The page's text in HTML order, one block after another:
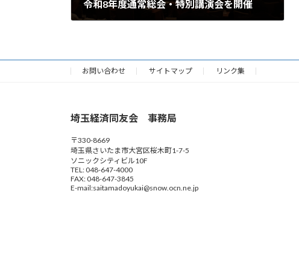
令和8年度通常総会・特別講演会を開催
お問い合わせ サイトマップ リンク集
埼玉経済同友会 事務局
〒330-8669
埼玉県さいたま市大宮区桜木町1-7-5
ソニックシティビル10F
TEL: 048-647-4000
FAX: 048-647-3845
E-mail:saitamadoyukai@snow.ocn.ne.jp